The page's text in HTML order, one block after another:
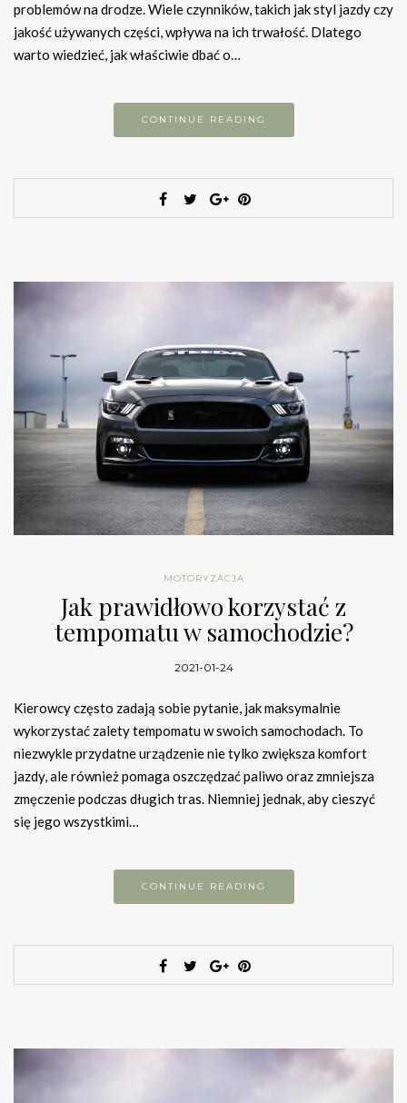
problemów na drodze. Wiele czynników, takich jak styl jazdy czy
jakość używanych części, wpływa na ich trwałość. Dlatego
warto wiedzieć, jak właściwie dbać o…
CONTINUE READING
MOTORYZACJA
Jak prawidłowo korzystać z
tempomatu w samochodzie?
2021-01-24
Kierowcy często zadają sobie pytanie, jak maksymalnie
wykorzystać zalety tempomatu w swoich samochodach. To
niezwykle przydatne urządzenie nie tylko zwiększa komfort
jazdy, ale również pomaga oszczędzać paliwo oraz zmniejsza
zmęczenie podczas długich tras. Niemniej jednak, aby cieszyć
się jego wszystkimi…
CONTINUE READING